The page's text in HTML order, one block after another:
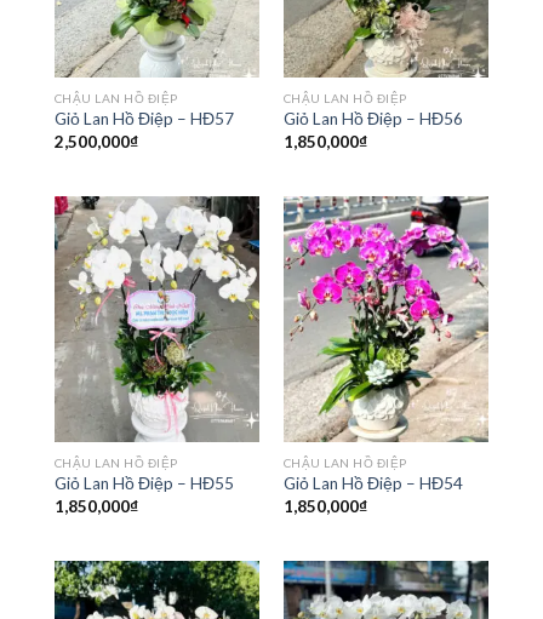
CHẬU LAN HỒ ĐIỆP
Giỏ Lan Hồ Điệp – HĐ57
2,500,000₫
CHẬU LAN HỒ ĐIỆP
Giỏ Lan Hồ Điệp – HĐ56
1,850,000₫
CHẬU LAN HỒ ĐIỆP
Giỏ Lan Hồ Điệp – HĐ55
1,850,000₫
CHẬU LAN HỒ ĐIỆP
Giỏ Lan Hồ Điệp – HĐ54
1,850,000₫